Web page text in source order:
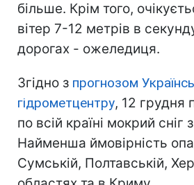
більше. Крім того,
вітер 7-12 метрів в
дорогах - ожеледиця.
Згідно з прогнозом
гідрометцентру, 12 грудня
по всій країні мокрий
Найменша ймовірність
Сумській, Полтавській,